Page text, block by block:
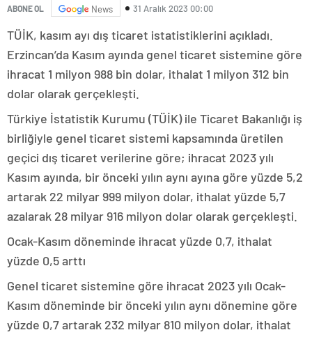
ABONE OL News 31 Aralık 2023 00:00
TÜİK, kasım ayı dış ticaret istatistiklerini açıkladı.
Erzincan’da Kasım ayında genel ticaret sistemine göre
ihracat 1 milyon 988 bin dolar, ithalat 1 milyon 312 bin
dolar olarak gerçekleşti.
Türkiye İstatistik Kurumu (TÜİK) ile Ticaret Bakanlığı iş
birliğiyle genel ticaret sistemi kapsamında üretilen
geçici dış ticaret verilerine göre; ihracat 2023 yılı
Kasım ayında, bir önceki yılın aynı ayına göre yüzde 5,2
artarak 22 milyar 999 milyon dolar, ithalat yüzde 5,7
azalarak 28 milyar 916 milyon dolar olarak gerçekleşti.
Ocak-Kasım döneminde ihracat yüzde 0,7, ithalat
yüzde 0,5 arttı
Genel ticaret sistemine göre ihracat 2023 yılı Ocak-
Kasım döneminde bir önceki yılın aynı dönemine göre
yüzde 0,7 artarak 232 milyar 810 milyon dolar, ithalat